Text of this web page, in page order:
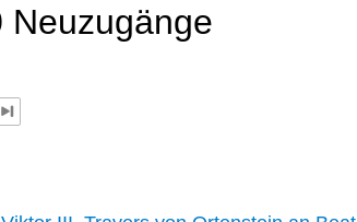
Neuzugänge